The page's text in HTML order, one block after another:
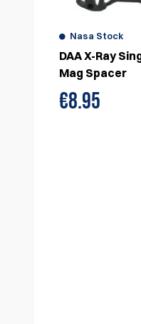
Nasa Stock
DAA X-Ray
Mag Spacer
€8.95